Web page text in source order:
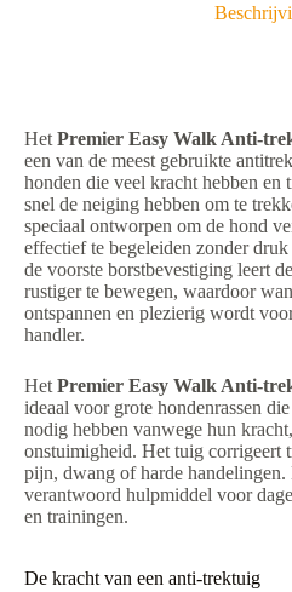
Het Premier Easy Walk Anti-
een van de meest gebruikte
honden die veel kracht hebben en
snel de neiging hebben om te
speciaal ontworpen om de hond
effectief te begeleiden zonder
de voorste borstbevestiging leert
rustiger te bewegen, waardoor
ontspannen en plezierig wordt
handler.
Het Premier Easy Walk Anti-
ideaal voor grote hondenrassen
nodig hebben vanwege hun
onstuimigheid. Het tuig corrigeert
pijn, dwang of harde handelingen.
verantwoord hulpmiddel voor
en trainingen.
De kracht van een anti-trektuig